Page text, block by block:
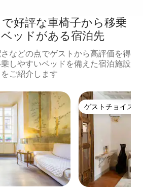
好評な車椅子から移乗
ッドがある宿泊先
などの点でゲストから高評価を得
しやすいベッドを備えた宿泊施設
をご紹介します
スです。 ゲストチョイス
ゲストチョイス